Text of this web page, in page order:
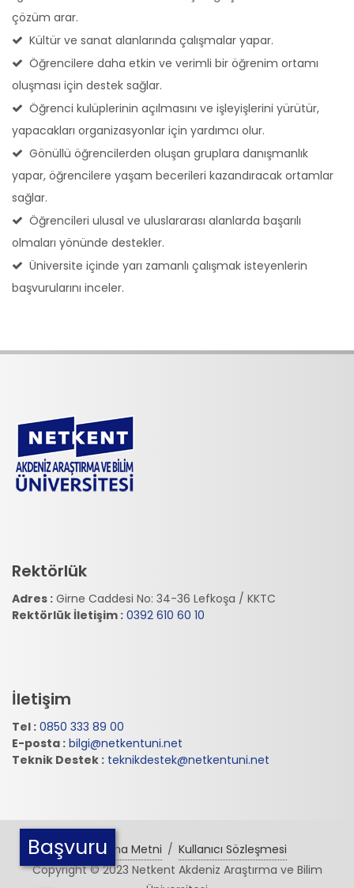
çözüm arar.
Kültür ve sanat alanlarında çalışmalar yapar.
Öğrencilere daha etkin ve verimli bir öğrenim ortamı
oluşması için destek sağlar.
Öğrenci kulüplerinin açılmasını ve işleyişlerini yürütür,
yapacakları organizasyonlar için yardımcı olur.
Gönüllü öğrencilerden oluşan gruplara danışmanlık
yapar, öğrencilere yaşam becerileri kazandıracak ortamlar
sağlar.
Öğrencileri ulusal ve uluslararası alanlarda başarılı
olmaları yönünde destekler.
Üniversite içinde yarı zamanlı çalışmak isteyenlerin
başvurularını inceler.
Rektörlük
Adres : Girne Caddesi No: 34-36 Lefkoşa / KKTC
Rektörlük İletişim : 0392 610 60 10
İletişim
Tel : 0850 333 89 00
E-posta : bilgi@netkentuni.net
Teknik Destek : teknikdestek@netkentuni.net
Aydınlatma Metni / Kullanıcı Sözleşmesi
Copyright © 2023 Netkent Akdeniz Araştırma ve Bilim
Başvuru